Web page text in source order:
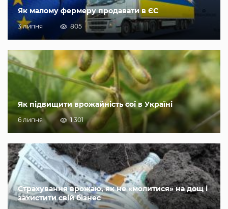
Як малому фермеру продавати в ЄС
3 липня 805
Як підвищити врожайність сої в Україні
6 липня 1 301
Страхування врожаю, як не «молитися» на дощ і
захистити свій бізнес